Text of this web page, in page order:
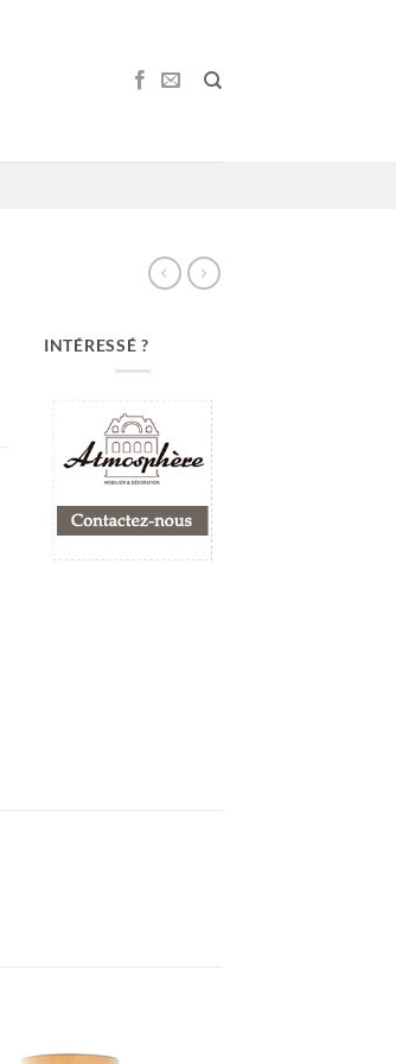
INTÉRESSÉ ?